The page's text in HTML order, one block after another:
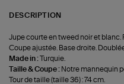
DESCRIPTION
Jupe courte en tweed noir et blanc.
Coupe ajustée. Base droite.
Made in :Turquie.
Taille & Coupe : Notre mannequin
Tour de taille (taille 36) : 74 cm.